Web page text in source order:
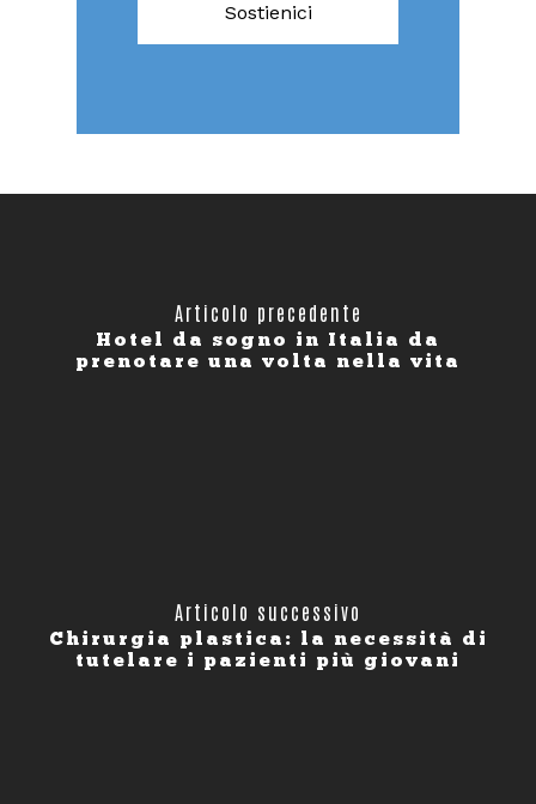
Sostienici
Articolo precedente
Hotel da sogno in Italia da
prenotare una volta nella vita
Articolo successivo
Chirurgia plastica: la necessità di
tutelare i pazienti più giovani